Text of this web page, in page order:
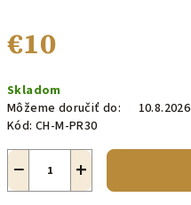
€10
cena:
Skladom
Môžeme doručiť do:
10.8.2026
Kód: CH-M-PR30
+
−